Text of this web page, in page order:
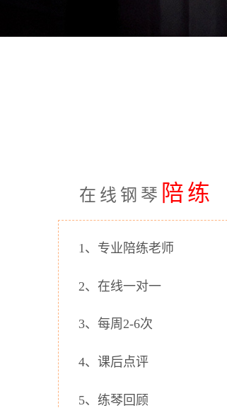
在线钢琴 陪练
1、专业陪练老师
2、在线一对一
3、每周2-6次
4、课后点评
5、练琴回顾